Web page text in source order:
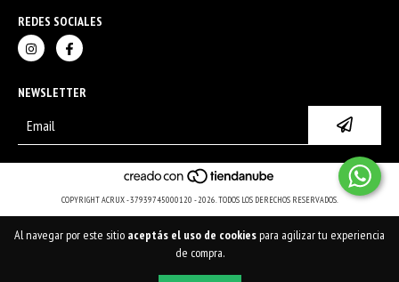
Al navegar por este sitio aceptás el uso de cookiespara agilizar tu experiencia
de compra.
REDES SOCIALES
NEWSLETTER
COPYRIGHT ACRUX - 37939745000120 - 2026. TODOS LOS DERECHOS RESERVADOS.